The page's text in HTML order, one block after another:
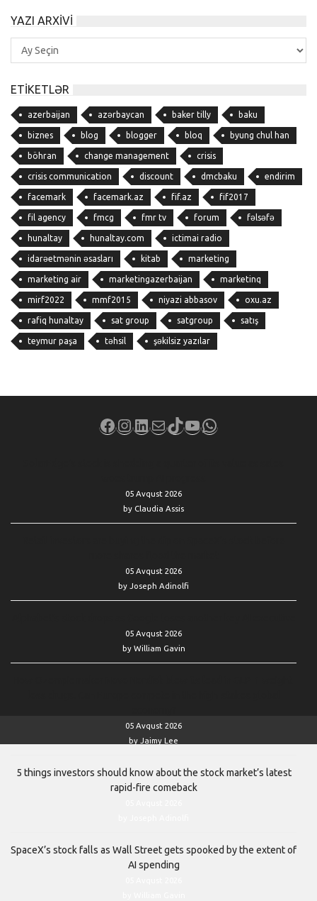
YAZI ARXIVI
Yazı
Arxivi
ETIKETLƏR
azerbaijan azərbaycan baker tilly baku
biznes blog blogger bloq byung chul han
böhran change management crisis
crisis communication discount dmcbaku endirim
facemark facemark.az fif.az fif2017
fil agency fmcg fmr tv forum fəlsəfə
hunaltay hunaltay.com ictimai radio
idarəetmənin əsasları kitab marketing
marketing air marketingazerbaijan marketinq
mirf2022 mmf2015 niyazi abbasov oxu.az
rafiq hunaltay sat group satgroup satış
teymur paşa təhsil şəkilsiz yazılar
Facebook
Instagram
LinkedIn
MailTikTok
YouTube
WhatsApp
05 Avqust 2026
by Claudia Assis
05 Avqust 2026
by Joseph Adinolfi
05 Avqust 2026
by William Gavin
05 Avqust 2026
by Jaimy Lee
5 things investors should know about the stock market’s latest
rapid-fire comeback
SpaceX’s stock falls as Wall Street gets spooked by the extent of
AI spending